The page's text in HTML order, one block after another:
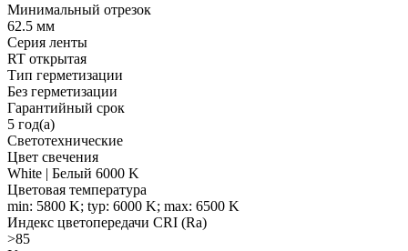
Минимальный отрезок
62.5 мм
Серия ленты
RT открытая
Тип герметизации
Без герметизации
Гарантийный срок
5 год(а)
Светотехнические
Цвет свечения
White | Белый 6000 K
Цветовая температура
min: 5800 K; typ: 6000 K; max: 6500 K
Индекс цветопередачи CRI (Ra)
>85